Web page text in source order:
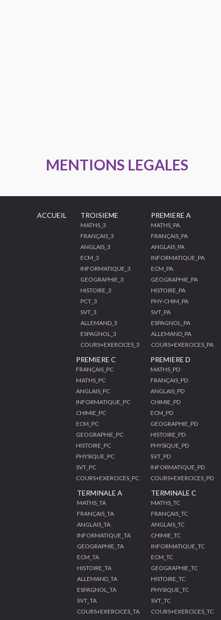
MENTIONS LEGALES
ACCUEIL TROISIEME
MATHS_3
FRANÇAIS_3
ANGLAIS_3
ECM_3
INFORMATIQUE_3
GEOGRAPHIE_3
HISTOIRE_3
PCT_3
SVT_3
ALLEMAND_3
ESPAGNOL_3
COURS+EXERCICES_3
PREMIERE A
MATHS_PA
FRANÇAIS_PA
ANGLAIS_PA
INFORMATIQUE_PA
ECM_PA
GEOGRAPHIE_PA
HISTOIRE_PA
PHY-CHIM_PA
SVT_PA
ESPAGNOL_PA
ALLEMAND_PA
COURS+EXERCICES_PA
PREMIERE C
FRANÇAIS_PC
MATHS_PC
ANGLAIS_PC
INFORMATIQUE_PC
CHIMIE_PC
ECM_PC
GEOGRAPHIE_PC
HISTOIRE_PC
PHYSIQUE_PC
SVT_PC
COURS+EXERCICES_PC
PREMIERE D
MATHS_PD
FRANÇAIS_PD
ANGLAIS_PD
CHIMIE_PD
ECM_PD
GEOGRAPHIE_PD
HISTOIRE_PD
PHYSIQUE_PD
SVT_PD
INFORMATIQUE_PD
COURS+EXERCICES_PD
TERMINALE A
MATHS_TA
FRANÇAIS_TA
ANGLAIS_TA
INFORMATIQUE_TA
GEOGRAPHIE_TA
ECM_TA
HISTOIRE_TA
ALLEMAND_TA
ESPAGNOL_TA
SVT_TA
COURS+EXERCICES_TA
TERMINALE C
MATHS_TC
FRANÇAIS_TC
ANGLAIS_TC
CHIMIE_TC
INFORMATIQUE_TC
ECM_TC
GEOGRAPHIE_TC
HISTOIRE_TC
PHYSIQUE_TC
SVT_TC
COURS+EXERCICES_TC